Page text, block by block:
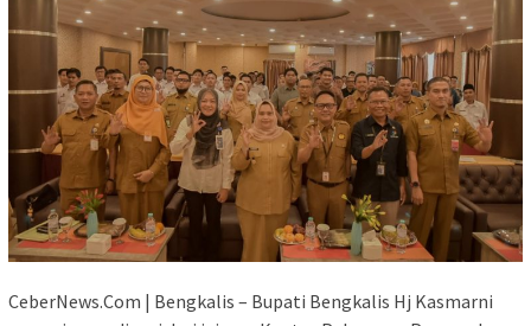
CeberNews.Com | Bengkalis – Bupati Bengkalis Hj Kasmarni